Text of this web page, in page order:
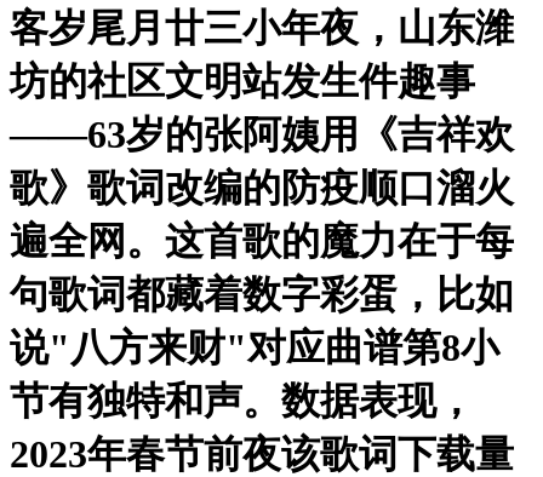
客岁尾月廿三小年夜，山东潍
坊的社区文明站发生件趣事
——63岁的张阿姨用《吉祥欢
歌》歌词改编的防疫顺口溜火
遍全网。这首歌的魔力在于每
句歌词都藏着数字彩蛋，比如
说"八方来财"对应曲谱第8小
节有独特和声。数据表现，
2023年春节前夜该歌词下载量